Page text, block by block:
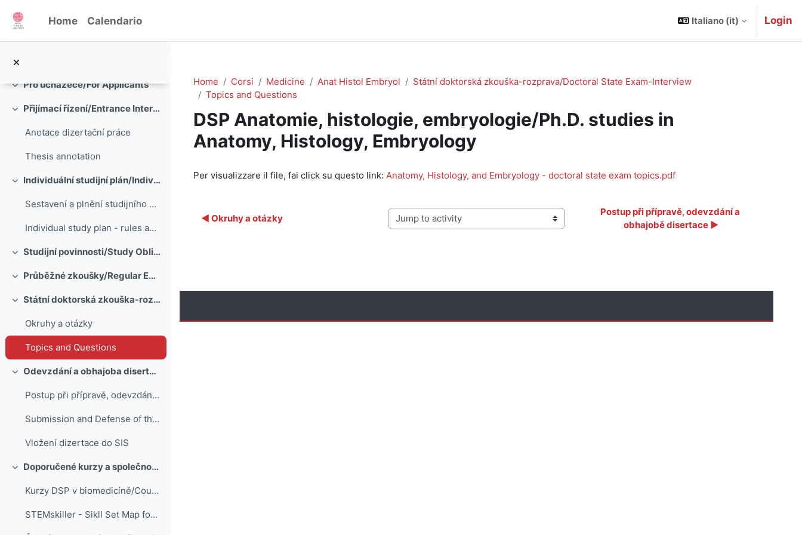
Home Calendario Italiano ‎(it)‎ Login
Minimizza
Pro uchazeče/For Applicants
Minimizza Přijímací řízení/Entrance Interview
Anotace dizertační práce
Thesis annotation
Minimizza Individuální studijní plán/Individual Study Plan
Sestavení a plnění studijního plánu
Individual study plan - rules and recommendations
Minimizza Studijní povinnosti/Study Obligations
Minimizza Průběžné zkoušky/Regular Exams
Minimizza Státní doktorská zkouška-rozprava/Doctoral State Exam-Interview
Okruhy a otázky
Topics and Questions
Minimizza Odevzdání a obhajoba disertační práce/The Submission and Defense of the Thesis
Postup při přípravě, odevzdání a obhajobě disertace
Submission and Defense of the Thesis
Vložení dizertace do SIS
Minimizza Doporučené kurzy a společnosti/Recommended Courses and Societies
Kurzy DSP v biomedicíně/Courses for Doctoral Study Programmes in Biomedicine
STEMskiller - Sikll Set Map for Mentors of Eearly Career Researchers
Home Corsi Medicine Anat Histol Embryol
Státní doktorská zkouška-rozprava/Doctoral State Exam-Interview
Topics and Questions
DSP Anatomie, histologie, embryologie/Ph.D. studies in
Anatomy, Histology, Embryology
Per visualizzare il file, fai click su questo link: Anatomy, Histology, and Embryology - doctoral state exam topics.pdf
◀︎ Okruhy a otázky Jump to activity
Postup při přípravě, odevzdání a
obhajobě disertace ▶︎